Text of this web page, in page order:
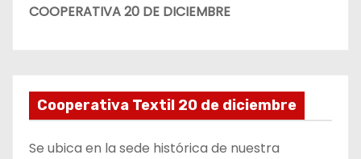
COOPERATIVA 20 DE DICIEMBRE
Cooperativa Textil 20 de diciembre
Se ubica en la sede histórica de nuestra